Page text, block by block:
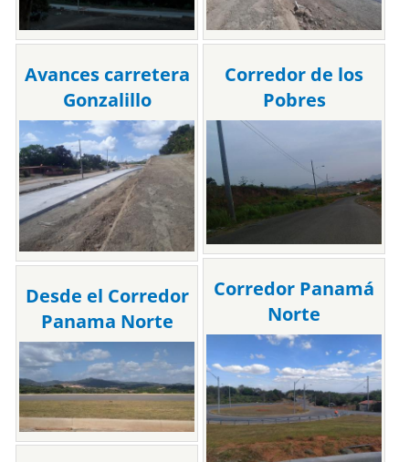
Avances carretera
Gonzalillo
Corredor de los
Pobres
Corredor Panamá
Norte
Desde el Corredor
Panama Norte